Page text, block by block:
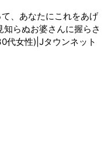
て、あなたにこれをあげ
知らぬお婆さんに握らさ
代女性)|Jタウンネット